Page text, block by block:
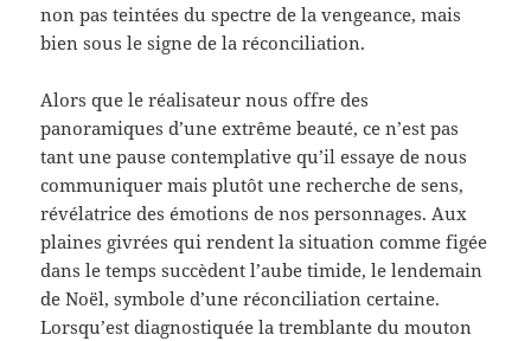
non pas teintées du spectre de la vengeance, mais
bien sous le signe de la réconciliation.
Alors que le réalisateur nous offre des
panoramiques d’une extrême beauté, ce n’est pas
tant une pause contemplative qu’il essaye de nous
communiquer mais plutôt une recherche de sens,
révélatrice des émotions de nos personnages. Aux
plaines givrées qui rendent la situation comme figée
dans le temps succèdent l’aube timide, le lendemain
de Noël, symbole d’une réconciliation certaine.
Lorsqu’est diagnostiquée la tremblante du mouton